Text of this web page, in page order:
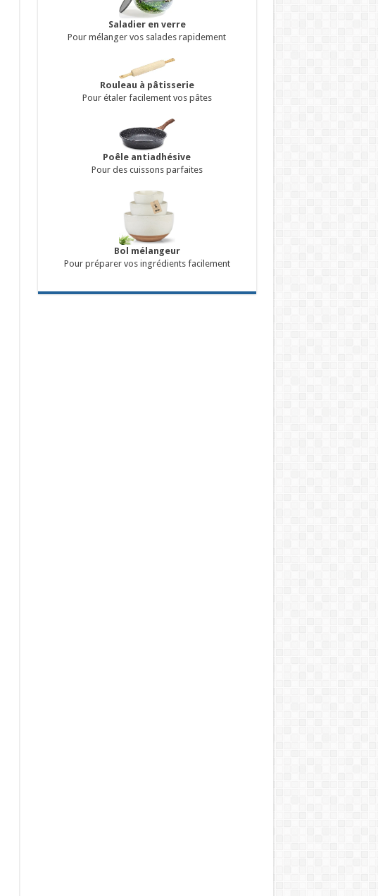
Saladier en verre
Pour mélanger vos salades rapidement
Rouleau à pâtisserie
Pour étaler facilement vos pâtes
Poêle antiadhésive
Pour des cuissons parfaites
Bol mélangeur
Pour préparer vos ingrédients facilement